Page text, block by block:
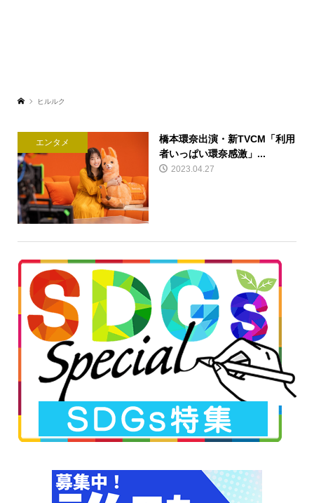
ヒルルク
エンタメ
橋本環奈出演・新TVCM「利用
者いっぱい環奈感激」...
2023.04.27